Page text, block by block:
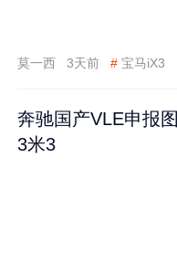
莫一西 3天前 # 宝马iX3
奔驰国产VLE申报
3米3